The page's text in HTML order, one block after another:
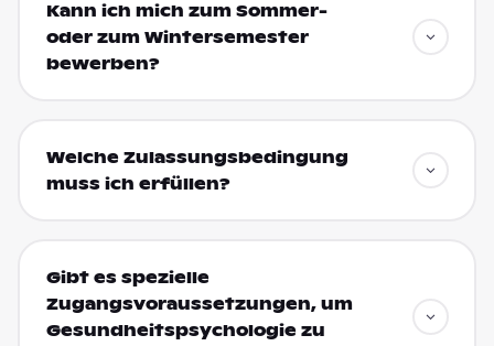
Kann ich mich zum Sommer-
oder zum Wintersemester
bewerben?
Welche Zulassungsbedingung
muss ich erfüllen?
Gibt es spezielle
Zugangsvoraussetzungen, um
Gesundheitspsychologie zu